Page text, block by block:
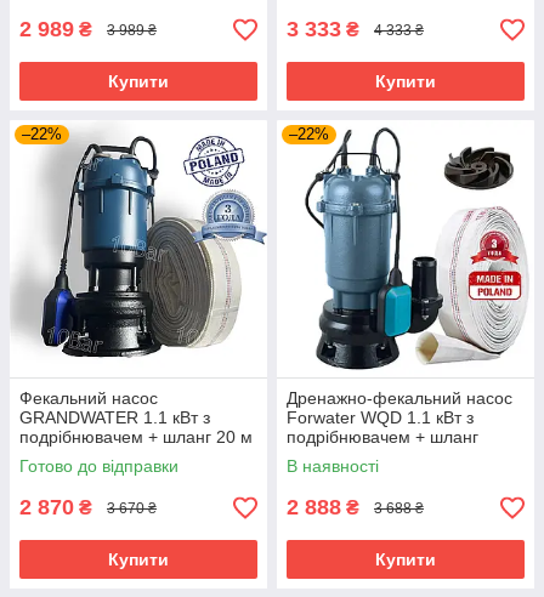
2 989 ₴ 3 989 ₴
Купити
3 333 ₴ 4 333 ₴
Купити
–22%
Фекальний насос
GRANDWATER 1.1 кВт з
подрібнювачем + шланг 20 м
(комплект) гарантія 3 роки
Готово до відправки
2 870 ₴ 3 670 ₴
Купити
–22%
Дренажно-фекальний насос
Forwater WQD 1.1 кВт з
подрібнювачем + шланг
10м(або20м)
В наявності
2 888 ₴ 3 688 ₴
Купити